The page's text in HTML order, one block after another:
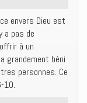
envers Dieu est
a pas de
à un
grandement béni
personnes. Ce
10.